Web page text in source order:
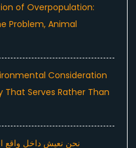
of Overpopulation:
Problem, Animal
Consideration
That Serves Rather Than
نحن نعيش داخل واقع